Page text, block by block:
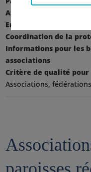
Affaires sociales,
Enfants & jeunes
Coordination de la
Informations pour les
associations
Critère de qualité
Associations,